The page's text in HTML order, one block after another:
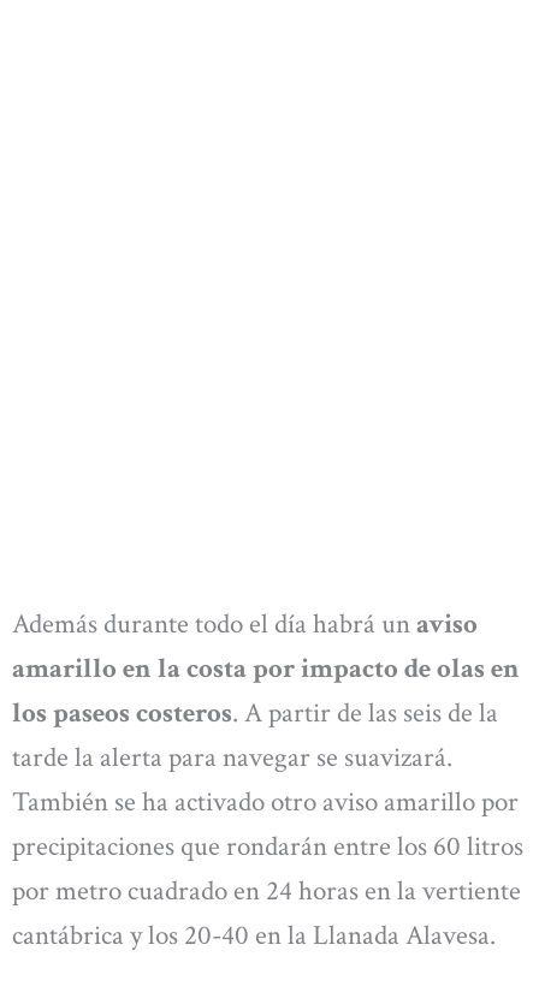
Además durante todo el día habrá unaviso
amarillo en la costa por impacto de olas en
los paseos costeros. A partir de las seis de la
tarde la alerta para navegar se suavizará.
También se ha activado otro aviso amarillo por
precipitaciones que rondarán entre los 60 litros
por metro cuadrado en 24 horas en la vertiente
cantábrica y los 20-40 en la Llanada Alavesa.